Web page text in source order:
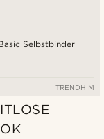
Selbstbinder
TRENDHIM